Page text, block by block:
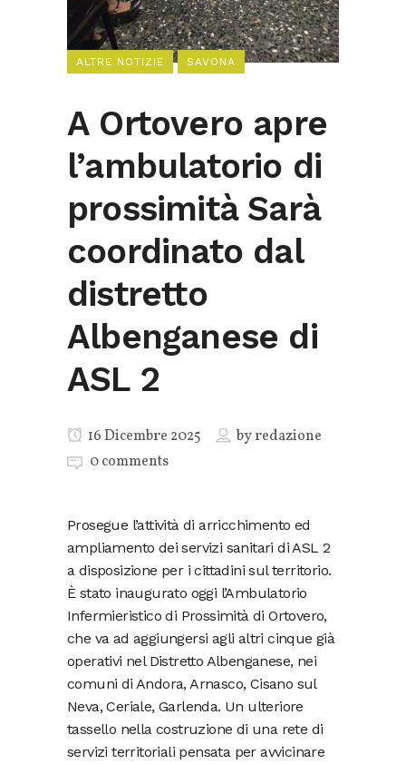
ALTRE NOTIZIE SAVONA
A Ortovero apre
l’ambulatorio di
prossimità Sarà
coordinato dal
distretto
Albenganese di
ASL 2
16 Dicembre 2025 byredazione
0 comments
Prosegue l’attività di arricchimento ed
ampliamento dei servizi sanitari di ASL 2
a disposizione per i cittadini sul territorio.
È stato inaugurato oggi l’Ambulatorio
Infermieristico di Prossimità di Ortovero,
che va ad aggiungersi agli altri cinque già
operativi nel Distretto Albenganese, nei
comuni di Andora, Arnasco, Cisano sul
Neva, Ceriale, Garlenda. Un ulteriore
tassello nella costruzione di una rete di
servizi territoriali pensata per avvicinare